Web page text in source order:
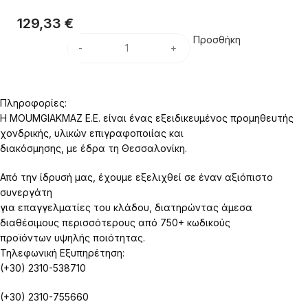
129,33 €
Προσθήκη
Πληροφορίες:
Η MOUMGIAKMAZ E.E. είναι ένας εξειδικευμένος προμηθευτής
χονδρικής, υλικών επιγραφοποιίας και
διακόσμησης, με έδρα τη Θεσσαλονίκη.
Από την ίδρυσή μας, έχουμε εξελιχθεί σε έναν αξιόπιστο
συνεργάτη
για επαγγελματίες του κλάδου, διατηρώντας άμεσα
διαθέσιμους περισσότερους από 750+ κωδικούς
προϊόντων υψηλής ποιότητας.
Τηλεφωνική Εξυπηρέτηση:
(+30) 2310-538710
(+30) 2310-755660